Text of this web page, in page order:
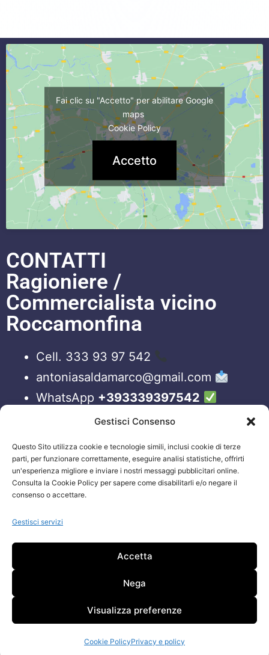
Gestisci Consenso
Questo Sito utilizza cookie e tecnologie simili, inclusi cookie di terze
parti, per funzionare correttamente, eseguire analisi statistiche, offrirti
un'esperienza migliore e inviare i nostri messaggi pubblicitari online.
Consulta la Cookie Policy per sapere come disabilitarli e/o negare il
consenso o accettare.
Gestisci servizi
Accetta
Nega
Visualizza preferenze
Cookie PolicyPrivacy e policy
Fai clic su "Accetto" per abilitare Google
maps
Cookie Policy
Accetto
CONTATTI
Ragioniere /
Commercialista vicino
Roccamonfina
Cell. 333 93 97 542
antoniasaldamarco@gmail.com
WhatsApp +393339397542
ORARI APERTURA UFFICI
Lun-Ven 09:00 – 19:00
Siamo sempre attivi e online sui nostri social.
Non esiti a contattarci, anche fuori gli orari
sopraelencati via email.
Attenzione: Si riceve solo su appuntamento.